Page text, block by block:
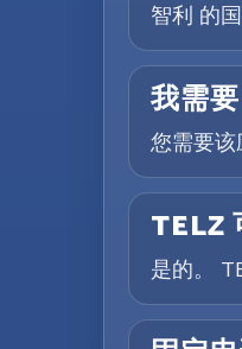
智利 的
我需
您需要
TELZ
是的。